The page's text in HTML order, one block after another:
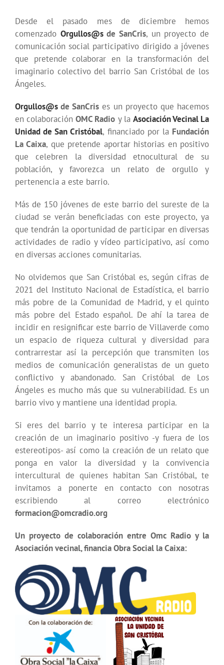
Desde el pasado mes de diciembre hemos
comenzado Orgullos@sde SanCris, un proyecto de
comunicación social participativo dirigido a jóvenes
que pretende colaborar en la transformación del
imaginario colectivo del barrio San Cristóbal de los
Ángeles.
Orgullos@s de SanCris es un proyecto que hacemos
en colaboraciónOMC Radio y la Asociación Vecinal La
Unidad de San Cristóbal, financiado por la Fundación
La Caixa, que pretende aportar historias en positivo
que celebren la diversidad etnocultural de su
población, y favorezca un relato de orgullo y
pertenencia a este barrio.
Más de 150 jóvenes de este barrio del sureste de la
ciudad se verán beneficiadas con este proyecto, ya
que tendrán la oportunidad de participar en diversas
actividades de radio y vídeo participativo, así como
en diversas acciones comunitarias.
No olvidemos que San Cristóbal es, según cifras de
2021 del Instituto Nacional de Estadística, el barrio
más pobre de la Comunidad de Madrid, y el quinto
más pobre del Estado español. De ahí la tarea de
incidir en resignificar este barrio de Villaverde como
un espacio de riqueza cultural y diversidad para
contrarrestar así la percepción que transmiten los
medios de comunicación generalistas de un gueto
conflictivo y abandonado. San Cristóbal de Los
Ángeles es mucho más que su vulnerabilidad. Es un
barrio vivo y mantiene una identidad propia.
Si eres del barrio y te interesa participar en la
creación de un imaginario positivo -y fuera de los
estereotipos- así como la creación de un relato que
ponga en valor la diversidad y la convivencia
intercultural de quienes habitan San Cristóbal, te
invitamos a ponerte en contacto con nosotras
escribiendo al correo electrónico
formacion@omcradio.org
Un proyecto de colaboración entre Omc Radio y la
Asociación vecinal, financia Obra Social la Caixa: